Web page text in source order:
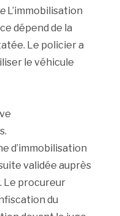
L’immobilisation
dépend de la
Le policier a
le véhicule
d’immobilisation
validée auprès
Le procureur
du